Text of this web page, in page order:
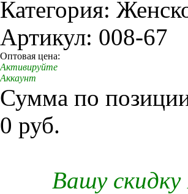
Категория:
Артикул: 008-67
Оптовая цена:
Активируйте
Аккаунт
Сумма по
0 руб.
Вашу